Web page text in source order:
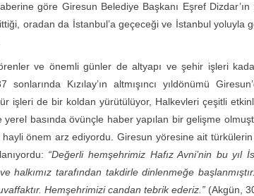
göre Giresun Belediye Başkanı Eşref Dizdar’ın
oradan da İstanbul’a geçeceği ve İstanbul yoluyla
ve önemli günler de altyapı ve şehir işleri
sonlarında Kızılay’ın altmışıncı yıldönümü
işleri de bir koldan yürütülüyor, Halkevleri çeşitli
basında övünçle haber yapılan bir gelişme
hayli önem arz ediyordu. Giresun yöresine ait
“Değerli hemşehrimiz Hafız Avni’nin bu yıl
halkımız tarafından takdirle dinlenmeğe
Hemşehrimizi candan tebrik ederiz.” (Akgün,